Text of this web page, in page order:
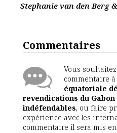
Stephanie van den Berg
Commentaires
Vous
commentaire
équatoriale
revendications du
indéfendables, ou faire
expérience avec les
commentaire il sera mis